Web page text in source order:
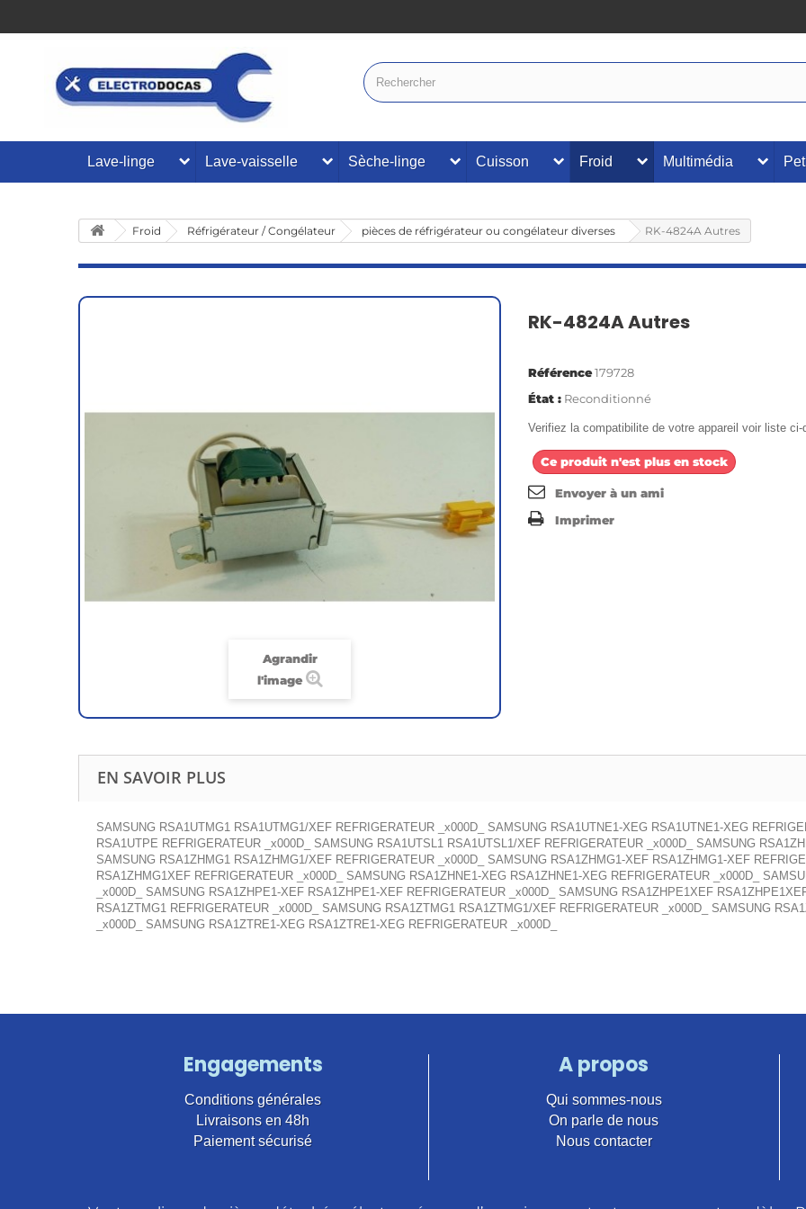
Lave-linge Lave-vaisselle Sèche-linge Cuisson Froid Multimédia
Froid Réfrigérateur / Congélateur pièces de réfrigérateur ou congélateur diverses RK-4824A Autres
Agrandir
l'image
RK-4824A Autres
Référence179728
État : Reconditionné
Verifiez la compatibilite de votre appareil voir liste ci-
Ce produit n'est plus en stock
Envoyer à un ami
Imprimer
EN SAVOIR PLUS
SAMSUNG RSA1UTMG1 RSA1UTMG1/XEF REFRIGERATEUR _x000D_ SAMSUNG RSA1UTNE1-XEG RSA1UTNE1-XEG
RSA1UTPE REFRIGERATEUR _x000D_ SAMSUNG RSA1UTSL1 RSA1UTSL1/XEF REFRIGERATEUR _x000D_ SAMSUNG
SAMSUNG RSA1ZHMG1 RSA1ZHMG1/XEF REFRIGERATEUR _x000D_ SAMSUNG RSA1ZHMG1-XEF RSA1ZHMG1-XEF
RSA1ZHMG1XEF REFRIGERATEUR _x000D_ SAMSUNG RSA1ZHNE1-XEG RSA1ZHNE1-XEG REFRIGERATEUR _x000D_
_x000D_ SAMSUNG RSA1ZHPE1-XEF RSA1ZHPE1-XEF REFRIGERATEUR _x000D_ SAMSUNG RSA1ZHPE1XEF
RSA1ZTMG1 REFRIGERATEUR _x000D_ SAMSUNG RSA1ZTMG1 RSA1ZTMG1/XEF REFRIGERATEUR _x000D_ SAMSUNG
_x000D_ SAMSUNG RSA1ZTRE1-XEG RSA1ZTRE1-XEG REFRIGERATEUR _x000D_
Engagements
Conditions générales
Livraisons en 48h
Paiement sécurisé
A propos
Qui sommes-nous
On parle de nous
Nous contacter